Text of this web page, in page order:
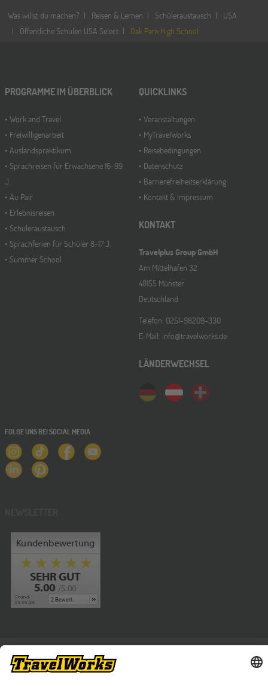
Nordamerika)
Was willst du machen?
Reisen & Lernen Schüleraustausch
USA
Öffentliche Schulen USA Select
Oak Park High School
PROGRAMME IM ÜBERBLICK
Work and Travel
Freiwilligenarbeit
Auslandspraktikum
Sprachreisen für Erwachsene 16-99
J.
Au Pair
Erlebnisreisen
Schüleraustausch
Sprachferien für Schüler 8-17 J.
Summer School
QUICKLINKS
Veranstaltungen
MyTravelWorks
Reisebedingungen
Datenschutz
Barrierefreiheitserklärung
Kontakt & Impressum
KONTAKT
Travelplus Group GmbH
Am Mittelhafen 32
48155 Münster
Deutschland
Telefon: 0251-98209-330
E-Mail: info@travelworks.de
LÄNDERWECHSEL
FOLGE UNS BEI SOCIAL MEDIA